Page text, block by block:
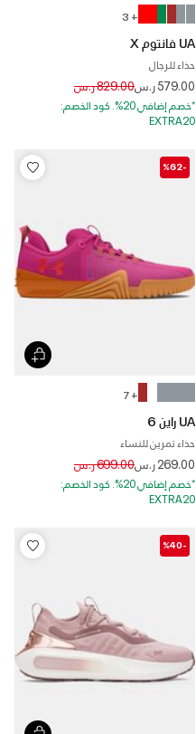
+ 3
UA فانتوم X
حذاء للرجال
579.00 ر.س Price reduced from
829.00 ر.س to
*خصم إضافي 20%. كود الخصم:
EXTRA20
-%62
+ 7
UA راين 6
حذاء تمرين للنساء
269.00 ر.س Price reduced from
699.00 ر.س to
*خصم إضافي 20%. كود الخصم:
EXTRA20
-%40